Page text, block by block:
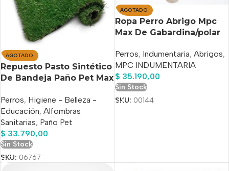
AGOTADO
Repuesto Pasto Sintético
De Bandeja Paño Pet Max
Perros, Higiene - Belleza -
Educación, Alfombras
Sanitarias, Paño Pet
$ 33.790,00
Sin Stock
SKU: 06767
AGOTADO
Ropa Perro Abrigo Mpc
Max De Gabardina/polar
Perros, Indumentaria, Abrigos,
MPC INDUMENTARIA
$ 35.190,00
Sin Stock
SKU: 00144